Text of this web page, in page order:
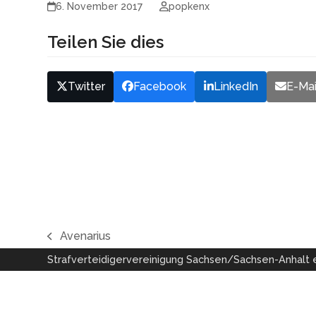
6. November 2017 popkenx
Teilen Sie dies
Twitter Facebook LinkedIn E-
vorheriger
Beitrag:
Avenarius
Strafverteidigervereinigung Sachsen/Sachsen-Anhalt